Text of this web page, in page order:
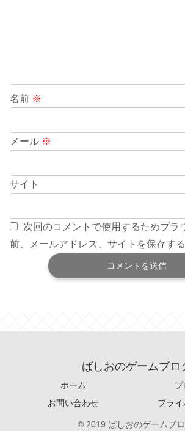
名前 ※
メール ※
サイト
次回のコメントで使用するためブラ
前、メールアドレス、サイトを保存する
ばしおのゲームブロ
ホーム
お問い合わせ
プライ
© 2019 ばしおのゲームブ